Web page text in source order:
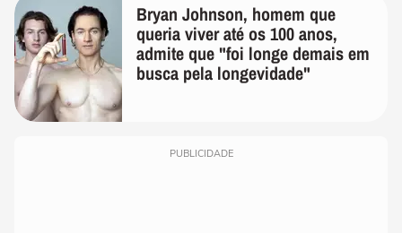
Bryan Johnson, homem que
queria viver até os 100 anos,
admite que "foi longe demais em
busca pela longevidade"
PUBLICIDADE